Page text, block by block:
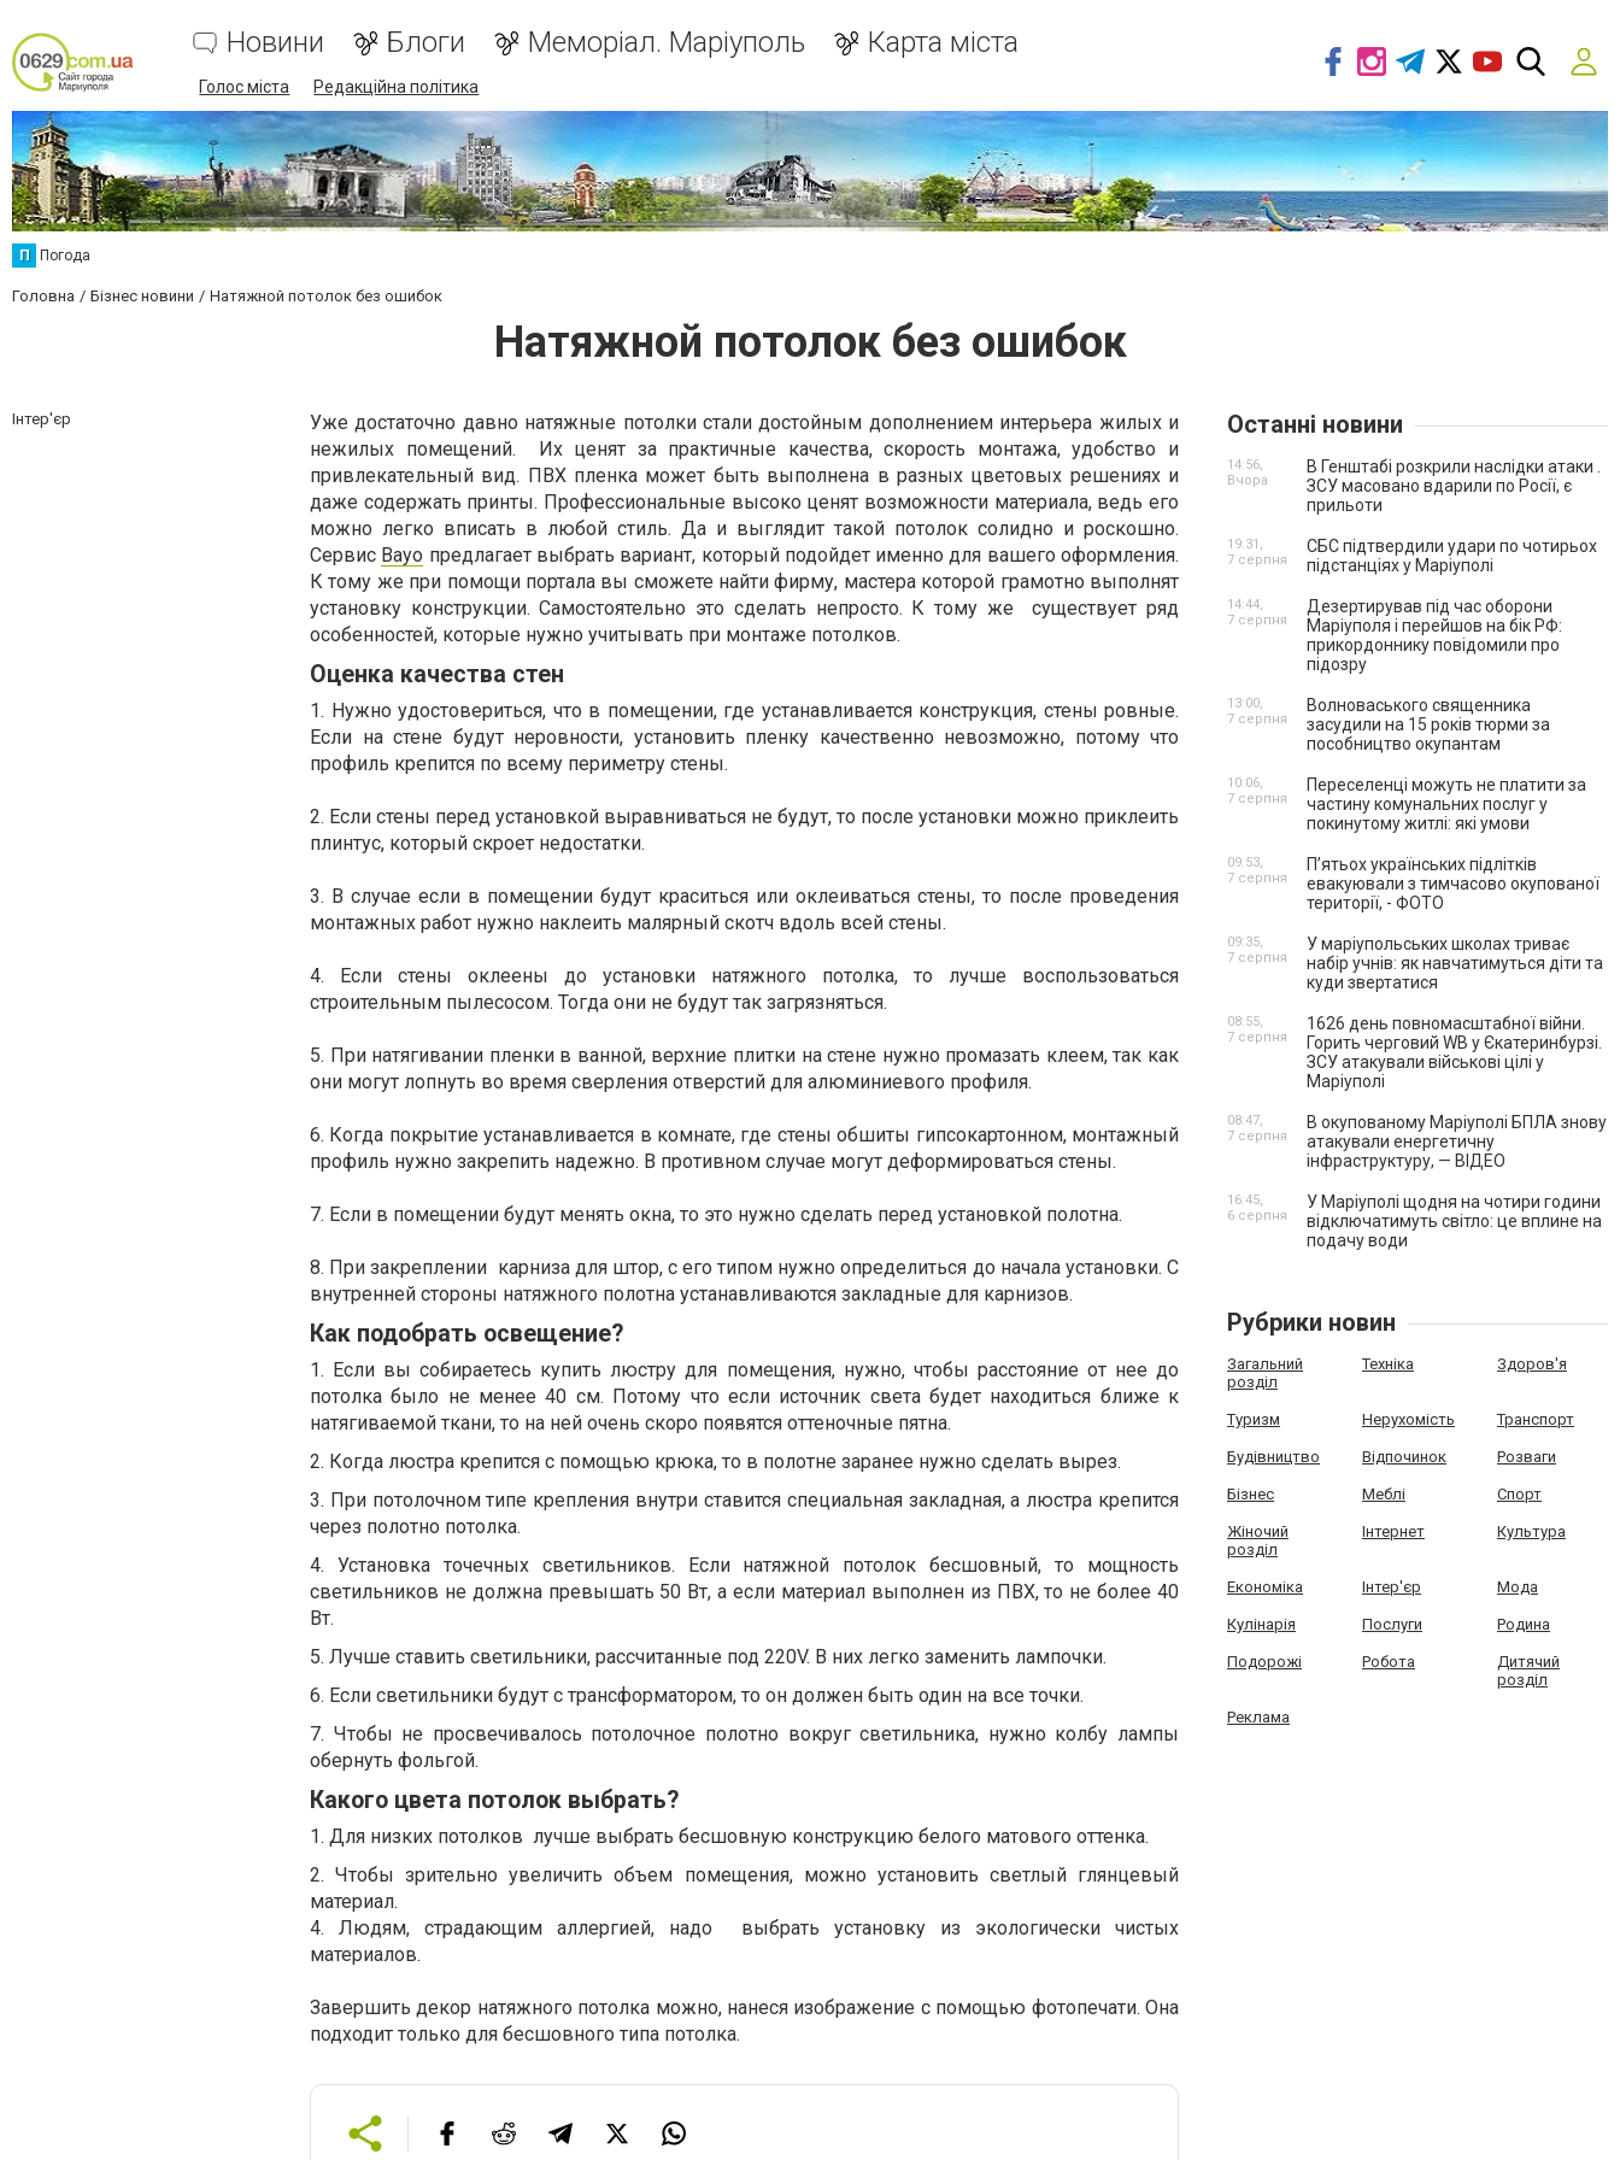
Новини Блоги Меморіал. Маріуполь Карта міста
Голос міста Редакційна політика
П Погода
Головна Бізнес новини Натяжной потолок без ошибок
Натяжной потолок без ошибок
Інтер'єр
Уже достаточно давно натяжные потолки стали достойным дополнением интерьера жилых и
нежилых помещений. Их ценят за практичные качества, скорость монтажа, удобство и
привлекательный вид. ПВХ пленка может быть выполнена в разных цветовых решениях и
даже содержать принты. Профессиональные высоко ценят возможности материала, ведь его
можно легко вписать в любой стиль. Да и выглядит такой потолок солидно и роскошно.
Сервис Bayo предлагает выбрать вариант, который подойдет именно для вашего оформления.
К тому же при помощи портала вы сможете найти фирму, мастера которой грамотно выполнят
установку конструкции. Самостоятельно это сделать непросто. К тому же существует ряд
особенностей, которые нужно учитывать при монтаже потолков.
Оценка качества стен
1. Нужно удостовериться, что в помещении, где устанавливается конструкция, стены ровные.
Если на стене будут неровности, установить пленку качественно невозможно, потому что
профиль крепится по всему периметру стены.
2. Если стены перед установкой выравниваться не будут, то после установки можно приклеить
плинтус, который скроет недостатки.
3. В случае если в помещении будут краситься или оклеиваться стены, то после проведения
монтажных работ нужно наклеить малярный скотч вдоль всей стены.
4. Если стены оклеены до установки натяжного потолка, то лучше воспользоваться
строительным пылесосом. Тогда они не будут так загрязняться.
5. При натягивании пленки в ванной, верхние плитки на стене нужно промазать клеем, так как
они могут лопнуть во время сверления отверстий для алюминиевого профиля.
6. Когда покрытие устанавливается в комнате, где стены обшиты гипсокартонном, монтажный
профиль нужно закрепить надежно. В противном случае могут деформироваться стены.
7. Если в помещении будут менять окна, то это нужно сделать перед установкой полотна.
8. При закреплении карниза для штор, с его типом нужно определиться до начала установки. С
внутренней стороны натяжного полотна устанавливаются закладные для карнизов.
Как подобрать освещение?
1. Если вы собираетесь купить люстру для помещения, нужно, чтобы расстояние от нее до
потолка было не менее 40 см. Потому что если источник света будет находиться ближе к
натягиваемой ткани, то на ней очень скоро появятся оттеночные пятна.
2. Когда люстра крепится с помощью крюка, то в полотне заранее нужно сделать вырез.
3. При потолочном типе крепления внутри ставится специальная закладная, а люстра крепится
через полотно потолка.
4. Установка точечных светильников. Если натяжной потолок бесшовный, то мощность
светильников не должна превышать 50 Вт, а если материал выполнен из ПВХ, то не более 40
Вт.
5. Лучше ставить светильники, рассчитанные под 220V. В них легко заменить лампочки.
6. Если светильники будут с трансформатором, то он должен быть один на все точки.
7. Чтобы не просвечивалось потолочное полотно вокруг светильника, нужно колбу лампы
обернуть фольгой.
Какого цвета потолок выбрать?
1. Для низких потолков лучше выбрать бесшовную конструкцию белого матового оттенка.
2. Чтобы зрительно увеличить объем помещения, можно установить светлый глянцевый
материал.
4. Людям, страдающим аллергией, надо выбрать установку из экологически чистых
материалов.
Завершить декор натяжного потолка можно, нанеся изображение с помощью фотопечати. Она
подходит только для бесшовного типа потолка.
Останні новини
В Генштабі розкрили наслідки атаки .
ЗСУ масовано вдарили по Росії, є
прильоти
14:56,
Вчора
СБС підтвердили удари по чотирьох
підстанціях у Маріуполі
19:31,
7 серпня
Дезертирував під час оборони
Маріуполя і перейшов на бік РФ:
прикордоннику повідомили про
підозру
14:44,
7 серпня
Волноваського священника
засудили на 15 років тюрми за
пособництво окупантам
13:00,
7 серпня
Переселенці можуть не платити за
частину комунальних послуг у
покинутому житлі: які умови
10:06,
7 серпня
П’ятьох українських підлітків
евакуювали з тимчасово окупованої
території, - ФОТО
09:53,
7 серпня
У маріупольських школах триває
набір учнів: як навчатимуться діти та
куди звертатися
09:35,
7 серпня
1626 день повномасштабної війни.
Горить черговий WB у Єкатеринбурзі.
ЗСУ атакували військові цілі у
Маріуполі
08:55,
7 серпня
В окупованому Маріуполі БПЛА знову
атакували енергетичну
інфраструктуру, — ВІДЕО
08:47,
7 серпня
У Маріуполі щодня на чотири години
відключатимуть світло: це вплине на
подачу води
16:45,
6 серпня
Рубрики новин
Загальний
розділ
Техніка Здоров'я
Туризм Нерухомість Транспорт
Будівництво Відпочинок Розваги
Бізнес Меблі Спорт
Жіночий
розділ
Інтернет Культура
Економіка Інтер'єр Мода
Кулінарія Послуги Родина
Подорожі Робота
Дитячий
розділ
Реклама